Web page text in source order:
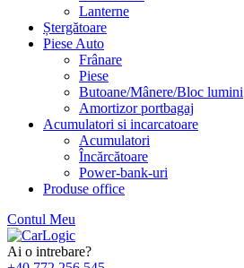
Lanterne
Ștergătoare
Piese Auto
Frânare
Piese
Butoane/Mânere/Bloc lumini
Amortizor portbagaj
Acumulatori si incarcatoare
Acumulatori
Încărcătoare
Power-bank-uri
Produse office
Contul Meu
Skip
to
Ai o intrebare?